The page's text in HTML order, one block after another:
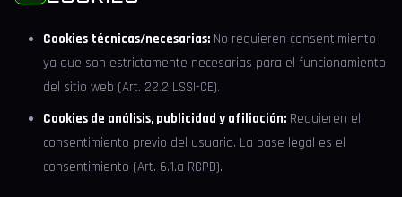
Cookies técnicas/necesarias: No requieren consentimiento
ya que son estrictamente necesarias para el funcionamiento
del sitio web (Art. 22.2 LSSI-CE).
Cookies de análisis, publicidad y afiliación: Requieren el
consentimiento previo del usuario. La base legal es el
consentimiento (Art. 6.1.a RGPD).